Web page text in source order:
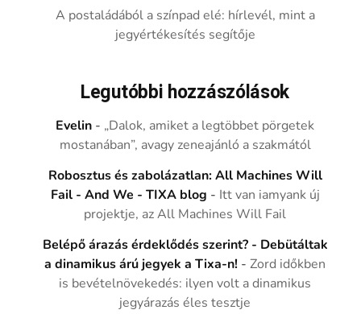
A postaládából a színpad elé: hírlevél, mint a
jegyértékesítés segítője
Legutóbbi hozzászólások
Evelin - „Dalok, amiket a legtöbbet pörgetek
mostanában”, avagy zeneajánló a szakmától
Robosztus és zabolázatlan: All Machines Will
Fail - And We - TIXA blog - Itt van iamyank új
projektje, az All Machines Will Fail
Belépő árazás érdeklődés szerint? - Debütáltak
a dinamikus árú jegyek a Tixa-n! -Zord időkben
is bevételnövekedés: ilyen volt a dinamikus
jegyárazás éles tesztje